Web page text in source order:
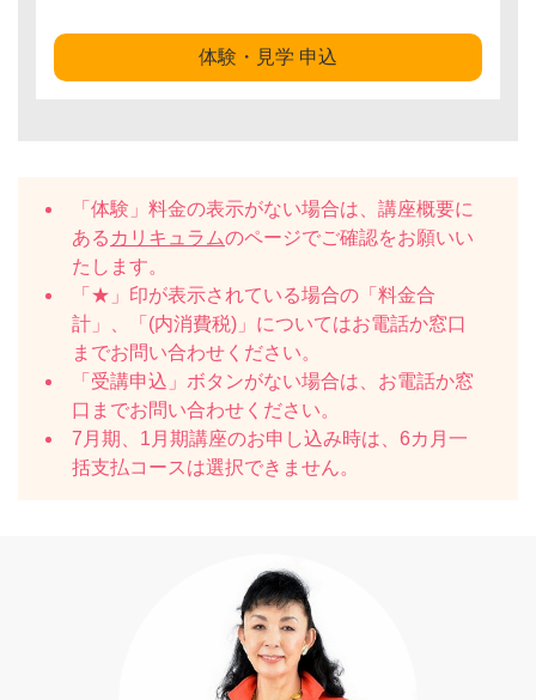
体験・見学 申込
「体験」料金の表示がない場合は、講座概要に
ある カリキュラムのページでご確認をお願いい
たします。
「★」印が表示されている場合の「料金合
計」、「(内消費税)」についてはお電話か窓口
までお問い合わせください。
「受講申込」ボタンがない場合は、お電話か窓
口までお問い合わせください。
7月期、1月期講座のお申し込み時は、6カ月一
括支払コースは選択できません。